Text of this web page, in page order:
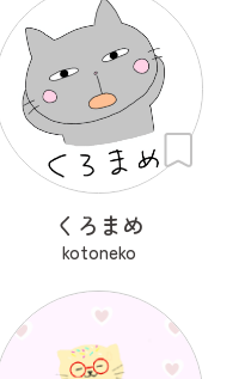
くろまめ
kotoneko